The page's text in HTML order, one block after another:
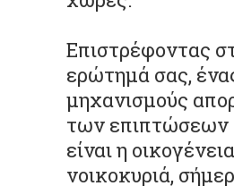
Επιστρέφοντας
ερώτημά σας,
μηχανισμούς
των επιπτώσεων
είναι η
νοικοκυριά,